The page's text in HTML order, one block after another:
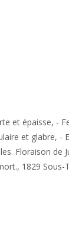
et épaisse, -
et glabre, -
Floraison de
1829 Sous-